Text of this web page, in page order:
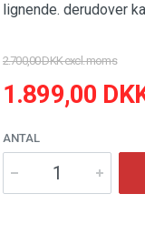
lignende. derudover
2.700,00 DKK excl. moms
1.899,00
ANTAL